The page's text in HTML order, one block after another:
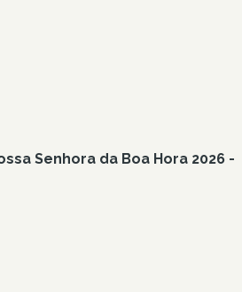
Senhora da Boa Hora 2026 -